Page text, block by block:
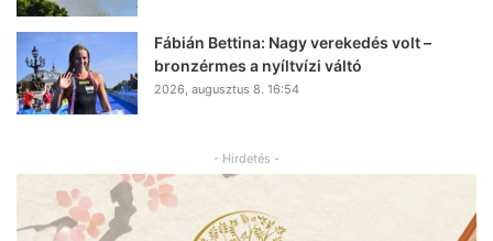
Fábián Bettina: Nagy verekedés volt –
bronzérmes a nyíltvízi váltó
2026, augusztus 8. 16:54
- Hirdetés -